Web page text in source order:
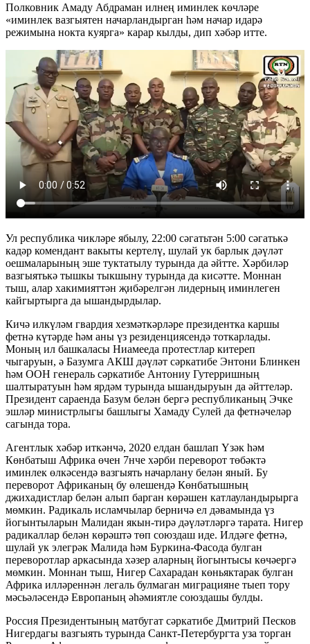
Полковник Амаду Абдраман илнең иминлек көчләре
«иминлек вазгыятен начарландырган һәм начар идарә
режимына нокта куярга» карар кылды, дип хәбәр итте.
Ул республика чикләре ябылу, 22:00 сәгатьтән 5:00 сәгатькә
кадәр комендант вакыты кертелү, шулай ук барлык дәүләт
оешмаларының эше туктатылу турында да әйтте. Хәрбиләр
вазгыятькә тышкы тыкшыну турында да кисәтте. Моннан
тыш, алар хакимияттән җибәрелгән лидерның иминлеген
кайгыртырга да ышандырдылар.
Кичә илкүләм гвардия хезмәткәрләре президентка каршы
фетнә күтәрде һәм аны үз резиденциясендә тоткарлады.
Моның ил башкаласы Ниамееда протестлар китереп
чыгаруын, ә Базумга АКШ дәүләт сәркатибе Энтони Блинкен
һәм ООН генераль сәркатибе Антониу Гутерришның
шалтыратуын һәм ярдәм турында ышандыруын да әйттеләр.
Президент сараенда Базум белән бергә республиканың Эчке
эшләр министрлыгы башлыгы Хамаду Сулей да фетнәчеләр
сагында тора.
Агентлык хәбәр иткәнчә, 2020 елдан башлап Үзәк һәм
Көнбатыш Африка өчен 7нче хәрби переворот төбәктә
иминлек өлкәсендә вазгыять начарлану белән яный. Бу
переворот Африканың бу өлешендә Көнбатышның
джихадистлар белән алып барган көрәшен катлауландырырга
мөмкин. Радикаль исламчылар берничә ел дәвамында үз
йогынтыларын Малидан якын-тирә дәүләтләргә тарата. Нигер
радикаллар белән көрәштә төп союздаш иде. Илдәге фетнә,
шулай ук элегрәк Малида һәм Буркина-Фасода булган
переворотлар аркасында хәзер аларның йогынтысы көчәергә
мөмкин. Моннан тыш, Нигер Сахарадан көньяктарак булган
Африка илләреннән легаль булмаган миграцияне тыеп тору
мәсьәләсендә Европаның әһәмиятле союздашы булды.
Россия Президентының матбугат сәркатибе Дмитрий Песков
Нигердагы вазгыять турында Санкт-Петербургта уза торган